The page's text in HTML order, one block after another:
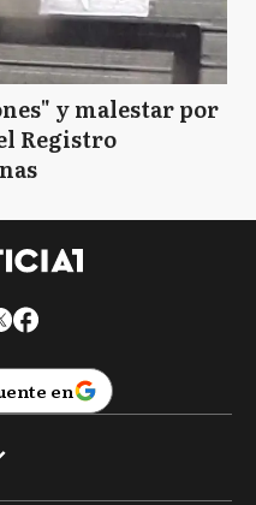
y malestar por
Registro
en